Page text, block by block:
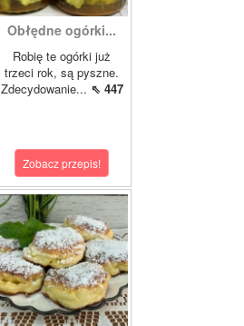
Obłędne ogórki...
Robię te ogórki już
trzeci rok, są pyszne.
Zdecydowanie... ⇖ 447
Zobacz przepis!